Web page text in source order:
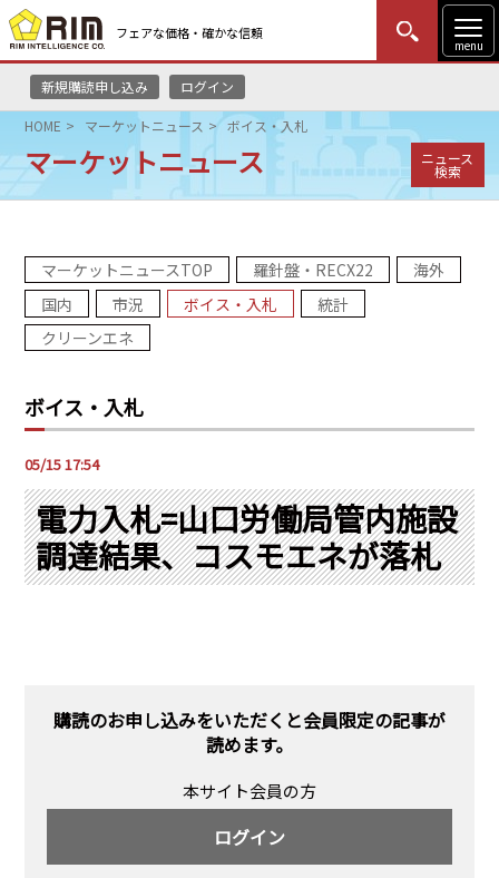
フェアな価格・確かな信頼
menu
新規購読申し込み ログイン
MENU
はじめての方
HOME
リムレポート
メソドロジー
コンサルティング
PRA原則
Q & A
採用情報
English Website
HOME マーケットニュース ボイス・入札
マーケットニュース ニュース
検索
マーケットニュースTOP 羅針盤・RECX22
海外
国内
市況 ボイス・入札
統計
クリーンエネ
ボイス・入札
05/15 17:54
電力入札=山口労働局管内施設
調達結果、コスモエネが落札
購読のお申し込みをいただくと会員限定の記事が
読めます。
本サイト会員の方
ログイン